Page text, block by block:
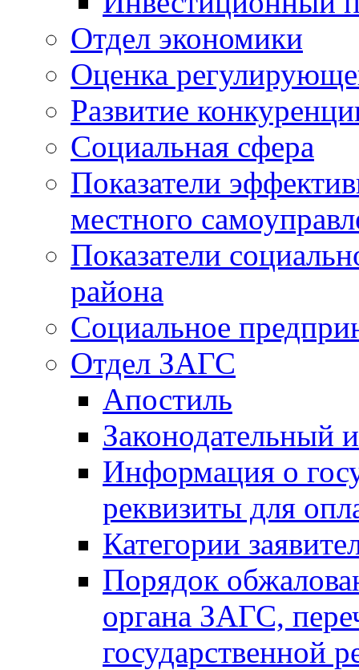
Отдел экономики
Оценка
Развитие
Социальная сфера
Показатели
местного
Показатели
района
Социальное
Отдел ЗАГС
Апостиль
Законодательный
Информация о
реквизиты для
Категории
Порядок
органа ЗАГС,
государственной